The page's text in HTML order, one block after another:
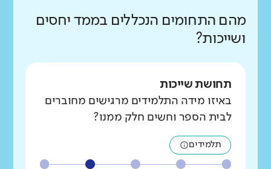
מהם התחומים הנכללים בממד יחסים
ושייכות?
תחושת שייכות
באיזו מידה התלמידים מרגישים מחוברים
לבית הספר וחשים חלק ממנו?
תלמידים